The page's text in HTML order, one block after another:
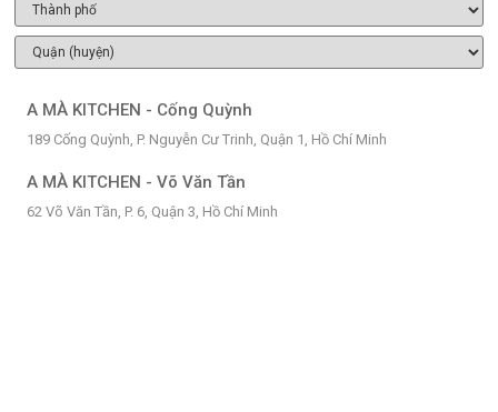
A MÀ KITCHEN - Cống Quỳnh
189 Cống Quỳnh, P. Nguyễn Cư Trinh, Quận 1, Hồ Chí Minh
A MÀ KITCHEN - Võ Văn Tần
62 Võ Văn Tần, P. 6, Quận 3, Hồ Chí Minh